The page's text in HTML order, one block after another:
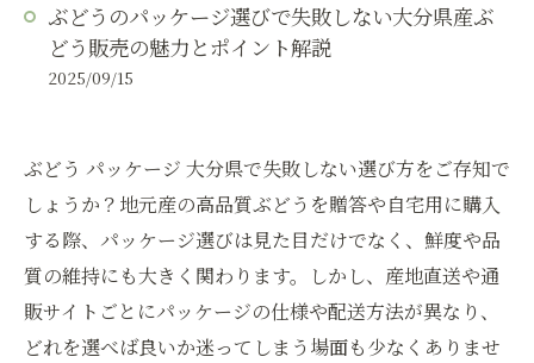
ぶどうのパッケージ選びで失敗しない大分県産ぶ
どう販売の魅力とポイント解説
2025/09/15
ぶどう パッケージ 大分県で失敗しない選び方をご存知で
しょうか？地元産の高品質ぶどうを贈答や自宅用に購入
する際、パッケージ選びは見た目だけでなく、鮮度や品
質の維持にも大きく関わります。しかし、産地直送や通
販サイトごとにパッケージの仕様や配送方法が異なり、
どれを選べば良いか迷ってしまう場面も少なくありませ